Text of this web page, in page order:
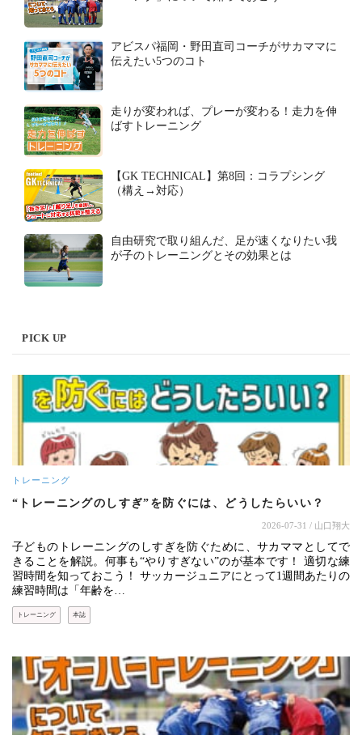
アビスパ福岡・野田直司コーチがサカママに
伝えたい5つのコト
走りが変われば、プレーが変わる！走力を伸
ばすトレーニング
【GK TECHNICAL】第8回：コラプシング
（構え→対応）
自由研究で取り組んだ、足が速くなりたい我
が子のトレーニングとその効果とは
PICK UP
トレーニング
“トレーニングのしすぎ”を防ぐには、どうしたらいい？
2026-07-31 / 山口翔大
子どものトレーニングのしすぎを防ぐために、サカママとしてで
きることを解説。何事も“やりすぎない”のが基本です！ 適切な練
習時間を知っておこう！ サッカージュニアにとって1週間あたりの
練習時間は「年齢を…
トレーニング 本誌